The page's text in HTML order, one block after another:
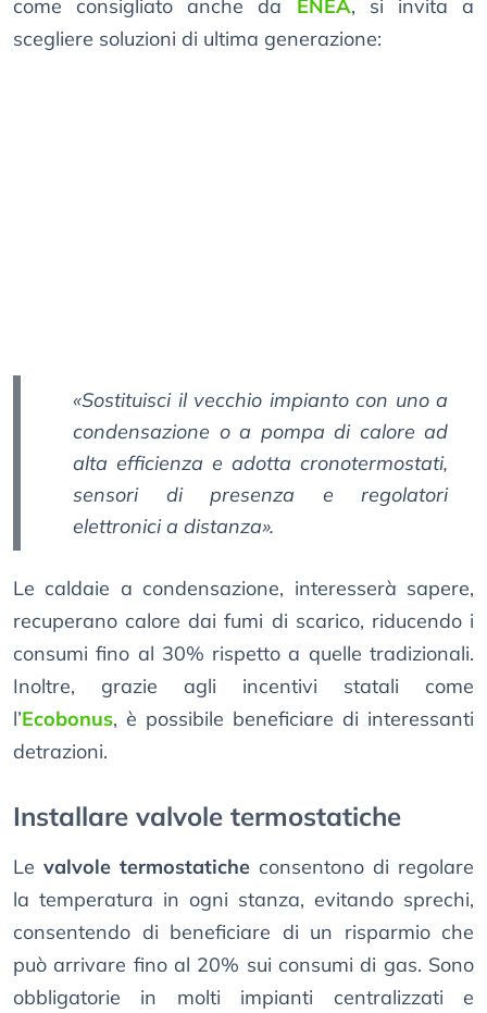
come consigliato anche da ENEA, si invita a
scegliere soluzioni di ultima generazione:
«Sostituisci il vecchio impianto con uno a
condensazione o a pompa di calore ad
alta efficienza e adotta cronotermostati,
sensori di presenza e regolatori
elettronici a distanza».
Le caldaie a condensazione, interesserà sapere,
recuperano calore dai fumi di scarico, riducendo i
consumi fino al 30% rispetto a quelle tradizionali.
Inoltre, grazie agli incentivi statali come
l’Ecobonus, è possibile beneficiare di interessanti
detrazioni.
Installare valvole termostatiche
Le valvole termostatiche consentono di regolare
la temperatura in ogni stanza, evitando sprechi,
consentendo di beneficiare di un risparmio che
può arrivare fino al 20% sui consumi di gas. Sono
obbligatorie in molti impianti centralizzati e